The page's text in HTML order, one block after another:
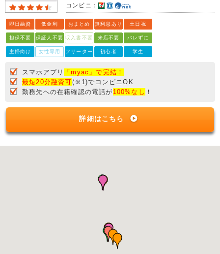
コンビニ：
即日融資 低金利 おまとめ 無利息あり 土日祝
担保不要 保証人不要 収入書不要 来店不要 バレずに
主婦向け 女性専用 フリーター 初心者 学生
スマホアプリ
「myac」で完結！
最短20分融資可(※1)でコンビニOK
勤務先への在籍確認の電話が 100%なし ！
詳細はこちら